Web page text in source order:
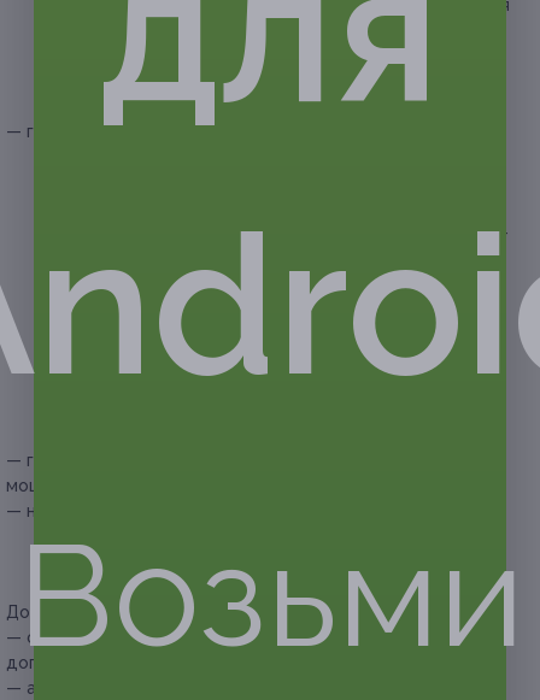
капуста, помидоры, жареные шампиньоны, фирменная
заправка с майонезом) — 2500/5000 г;
— «Капрезе» (помидоры, сыр моцарелла
и фирменный соус «Цезарь» с курицей) —
2500/5000 г;
— горячие блюда на выбор (на 10/20 человек):
с ананасом, гранатом и салатом из свежих овощей) —
— мясо по-итальянски (филе куриное, запечённое
с яблоком и сыром) — 2000/4000 г;
— мясо по-французски (свинина, грибы, томаты, соус,
сыр) — 2000/4000 г;
— горячая закуска: шампиньоны, фаршированные
моцареллой, — 2000/4000 г;
— напитки (на 10/20 человек):
— чай черный/зелёный (1 чашка/0,2 л) (10/20 шт.).
Дополнительные преимущества:
— скидка 15% на посещение банкета для одного
дополнительного гостя;
— алкоголь можно принести с собой.
Возьми